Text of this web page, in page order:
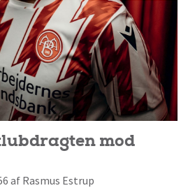
mod
af Rasmus Estrup